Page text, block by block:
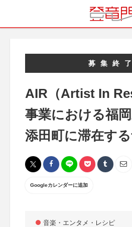
募集終了
AIR（Artist In
事業における福
添田町に滞在す
Googleカレンダーに追加
音楽・エンタメ・レシピ